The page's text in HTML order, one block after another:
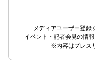
メディアユーザー登録
イベント・記者会見の情
※内容はプレス